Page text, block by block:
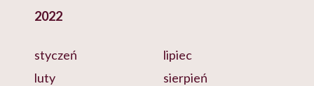
2022
styczeń
luty
lipiec
sierpień